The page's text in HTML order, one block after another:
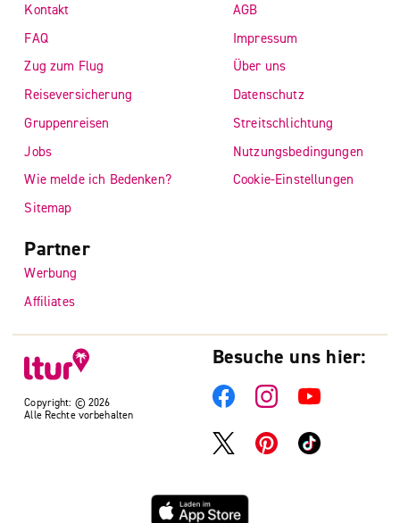
Copyright: © 2026
Alle Rechte vorbehalten
Kontakt
FAQ
Zug zum Flug
Reiseversicherung
Gruppenreisen
Jobs
Wie melde ich Bedenken?
Sitemap
AGB
Impressum
Über uns
Datenschutz
Streitschlichtung
Nutzungsbedingungen
Cookie-Einstellungen
Partner
Werbung
Affiliates
Besuche uns hier: